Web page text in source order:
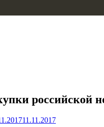
российской
11.11.2017